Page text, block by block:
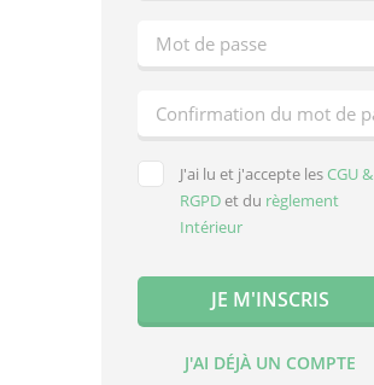
J'ai lu et j'accepte lesCGU &
RGPDet du règlement
Intérieur
J'AI DÉJÀ UN COMPTE